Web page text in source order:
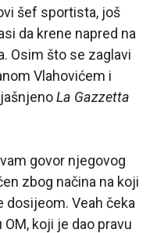
šef sportista, još
da krene napred na
Osim što se zaglavi
Vlahovićem i
La Gazzetta
govor njegovog
zbog načina na koji
dosijeom. Veah čeka
koji je dao pravu